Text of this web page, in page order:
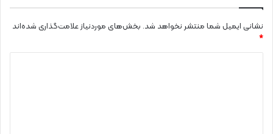
نشانی ایمیل شما منتشر نخواهد شد. بخش‌های موردنیاز علامت‌گذاری شده‌اند
*